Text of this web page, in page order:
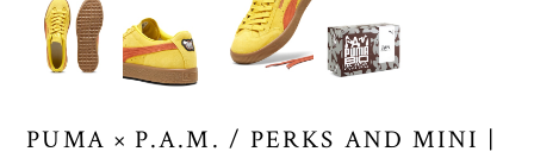
PUMA × P.A.M. / PERKS AND MINI |